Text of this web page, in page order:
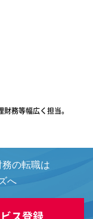
務等幅広く担当。
の転職は
へ